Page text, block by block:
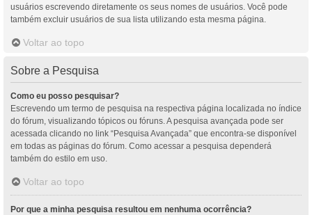
usuários escrevendo diretamente os seus nomes de usuários. Você pode
também excluir usuários de sua lista utilizando esta mesma página.
Voltar ao topo
Sobre a Pesquisa
Como eu posso pesquisar?
Escrevendo um termo de pesquisa na respectiva página localizada no índice
do fórum, visualizando tópicos ou fóruns. A pesquisa avançada pode ser
acessada clicando no link “Pesquisa Avançada” que encontra-se disponível
em todas as páginas do fórum. Como acessar a pesquisa dependerá
também do estilo em uso.
Voltar ao topo
Por que a minha pesquisa resultou em nenhuma ocorrência?